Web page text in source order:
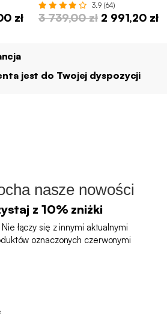
zł
3.9 (64)
3 739,00 zł 2 991,20 zł
jest do Twojej dyspozycji
nasze nowości
z 10% zniżki
łączy się z innymi aktualnymi
oznaczonych czerwonymi